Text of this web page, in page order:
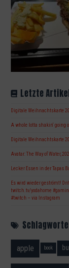
Letzte
Digitale Weihnachtskarte
A whole lotta shakin‘ going
Digitale Weihnachtskarte
Avatar: The Way of Water,
Lecker Essen in der Tapas
Es wird wieder geströmt!
twitch.tv/yodahome
#twitch – via Instagram
Schlagworte
apple book